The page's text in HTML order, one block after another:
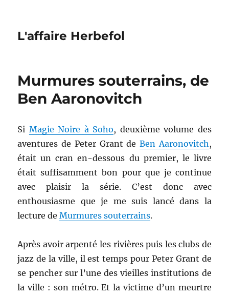
L'affaire Herbefol
Murmures souterrains, de
Ben Aaronovitch
Si Magie Noire à Soho, deuxième volume des
aventures de Peter Grant de Ben Aaronovitch,
était un cran en-dessous du premier, le livre
était suffisamment bon pour que je continue
avec plaisir la série. C’est donc avec
enthousiasme que je me suis lancé dans la
lecture deMurmures souterrains.
Après avoir arpenté les rivières puis les clubs de
jazz de la ville, il est temps pour Peter Grant de
se pencher sur l’une des vieilles institutions de
la ville : son métro. Et la victime d’un meurtre